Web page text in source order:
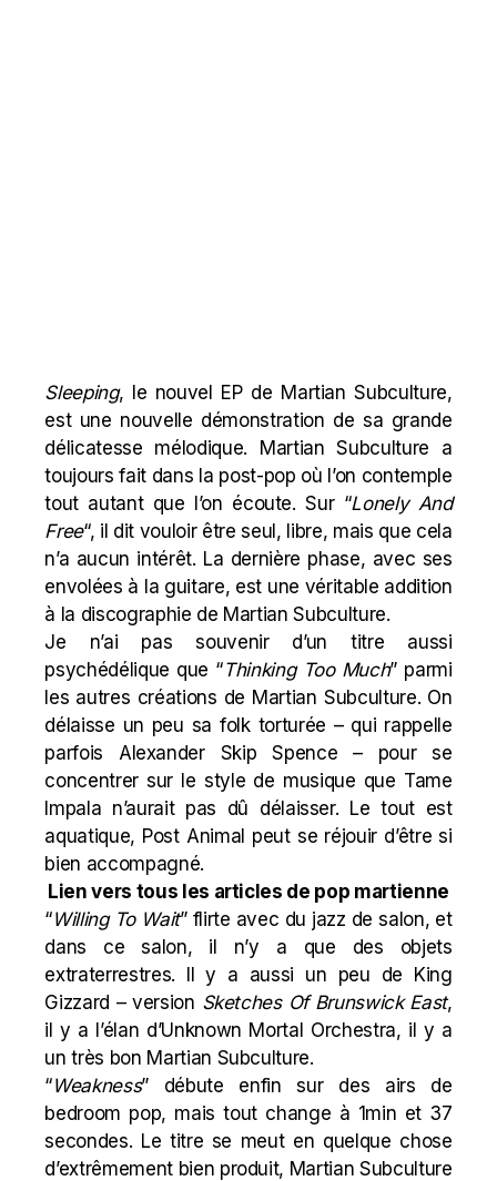
Sleeping, le nouvel EP de Martian Subculture,
est une nouvelle démonstration de sa grande
délicatesse mélodique. Martian Subculture a
toujours fait dans la post-pop où l’on contemple
tout autant que l’on écoute. Sur “Lonely And
Free“, il dit vouloir être seul, libre, mais que cela
n’a aucun intérêt. La dernière phase, avec ses
envolées à la guitare, est une véritable addition
à la discographie de Martian Subculture.
Je n’ai pas souvenir d’un titre aussi
psychédélique que “Thinking Too Much” parmi
les autres créations de Martian Subculture. On
délaisse un peu sa folk torturée – qui rappelle
parfois Alexander Skip Spence – pour se
concentrer sur le style de musique que Tame
Impala n’aurait pas dû délaisser. Le tout est
aquatique, Post Animal peut se réjouir d’être si
bien accompagné.
Lien vers tous les articles de pop martienne
“Willing To Wait” flirte avec du jazz de salon, et
dans ce salon, il n’y a que des objets
extraterrestres. Il y a aussi un peu de King
Gizzard – version Sketches Of Brunswick East,
il y a l’élan d’Unknown Mortal Orchestra, il y a
un très bon Martian Subculture.
“Weakness” débute enfin sur des airs de
bedroom pop, mais tout change à 1min et 37
secondes. Le titre se meut en quelque chose
d’extrêmement bien produit, Martian Subculture